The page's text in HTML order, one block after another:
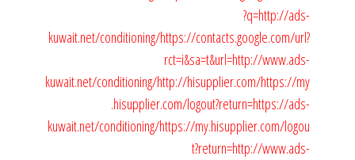
?q=http://ads-
kuwait.net/conditioning/https://contacts.google.com/url?
rct=i&sa=t&url=http://www.ads-
kuwait.net/conditioning/http://hisupplier.com/https://my
.hisupplier.com/logout?return=https://ads-
kuwait.net/conditioning/https://my.hisupplier.com/logou
t?return=http://www.ads-